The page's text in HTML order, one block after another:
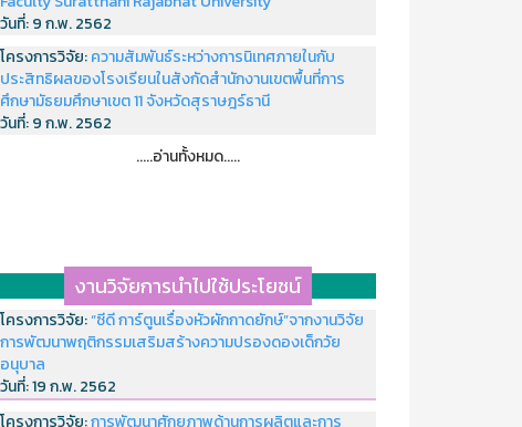
วันที่:9 ก.พ. 2562
โครงการวิจัย:ความสัมพันธ์ระหว่างการนิเทศภายในกับ
ประสิทธิผลของโรงเรียนในสังกัดสำนักงานเขตพื้นที่การ
ศึกษามัธยมศึกษาเขต 11 จังหวัดสุราษฎร์ธานี
วันที่:9 ก.พ. 2562
.....อ่านทั้งหมด.....
งานวิจัยการนำไปใช้ประโยชน์
โครงการวิจัย:“ซีดี การ์ตูนเรื่องหัวผักกาดยักษ์”จากงานวิจัย
การพัฒนาพฤติกรรมเสริมสร้างความปรองดองเด็กวัย
อนุบาล
วันที่:19 ก.พ. 2562
โครงการวิจัย:การพัฒนาศักยภาพด้านการผลิตและการ